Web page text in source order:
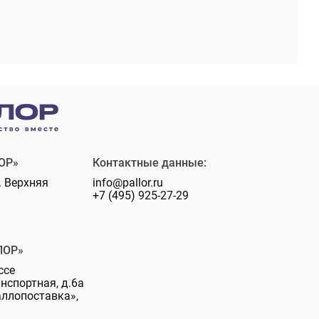
Верхняя
д.6а
Контактные данные:
info@pallor.ru
+7 (495) 925-27-29